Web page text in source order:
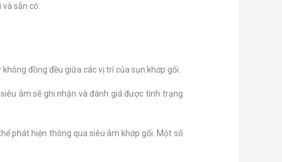
sẵn có.
đồng đều giữa các vị trí của sụn khớp gối.
âm sẽ ghi nhận và đánh giá được tình trạng
phát hiện thông qua siêu âm khớp gối. Một số